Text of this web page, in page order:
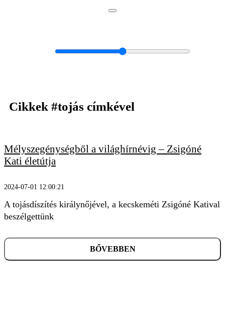
Cikkek #tojás címkével
Mélyszegénységből a világhírnévig – Zsigóné
Kati életútja
2024-07-01 12:00:21
A tojásdíszítés királynőjével, a kecskeméti Zsigóné Katival
beszélgettünk
BŐVEBBEN